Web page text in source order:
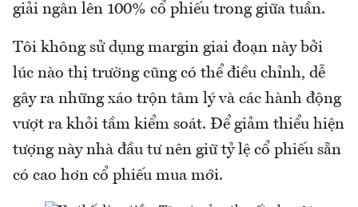
giải ngân lên 100% cổ phiếu trong giữa tuần.
Tôi không sử dụng margin giai đoạn này bởi
lúc nào thị trường cũng có thể điều chỉnh, dễ
gây ra những xáo trộn tâm lý và các hành động
vượt ra khỏi tầm kiểm soát. Để giảm thiểu hiện
tượng này nhà đầu tư nên giữ tỷ lệ cổ phiếu sẵn
có cao hơn cổ phiếu mua mới.